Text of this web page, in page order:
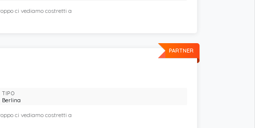
ci vediamo costretti a
PARTNER
ci vediamo costretti a
TIPO
Berlina